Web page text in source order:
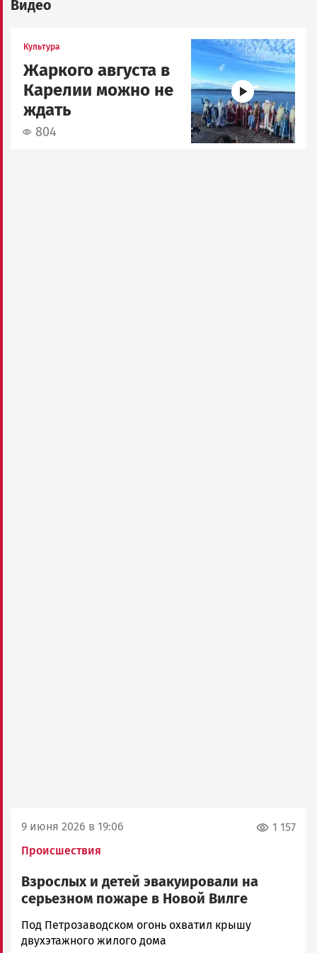
Видео
Культура
Жаркого августа в
Карелии можно не
ждать
804
Image
9 июня 2026 в 19:06
Происшествия
1 157
Взрослых и детей эвакуировали на
серьезном пожаре в Новой Вилге
Ольга
Гаврилова
Под Петрозаводском огонь охватил крышу
двухэтажного жилого дома